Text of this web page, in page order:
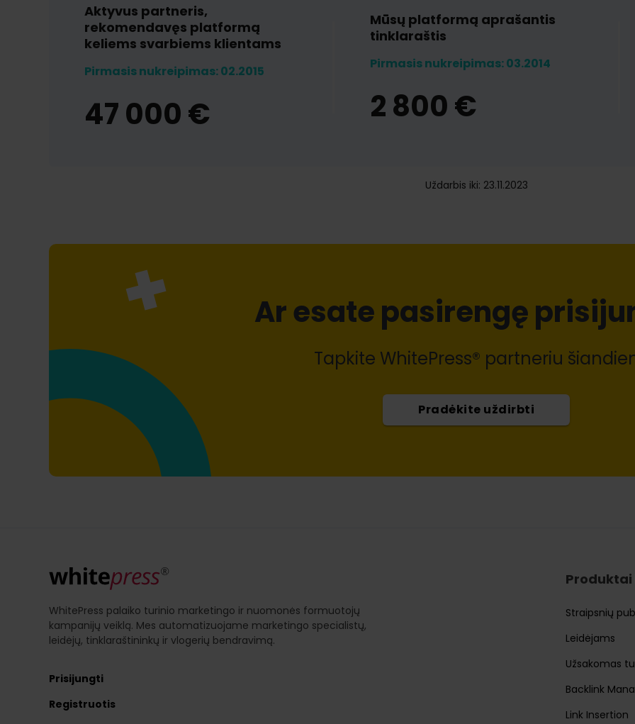
Aktyvus partneris,
rekomendavęs platformą
keliems svarbiems klientams
Pirmasis nukreipimas: 02.2015
47 000 €
Mūsų platformą aprašantis
tinklaraštis
Pirmasis nukreipimas: 03.2014
2 800 €
Uždarbis iki: 23.11.2023
Ar esate pasirengę
Tapkite WhitePress® partneriu
Pradėkite uždirbti
WhitePress palaiko turinio marketingo ir nuomonės formuotojų
kampanijų veiklą. Mes automatizuojame marketingo specialistų,
leidėjų, tinklaraštininkų ir vlogerių bendravimą.
Prisijungti
Registruotis
Straipsnių
Leidėjams
Užsakomas
Backlink
Link Insertion